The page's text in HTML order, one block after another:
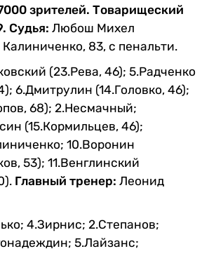
зрителей. Товарищеский
Судья: Любош Михел
Калиниченко, 83, с пенальти.
(23.Рева, 46); 5.Радченко
6.Дмитрулин (14.Головко, 46);
68); 2.Несмачный;
(15.Кормильцев, 46);
10.Воронин
53); 11.Венглинский
Главный тренер: Леонид
4.Зирнис; 2.Степанов;
5.Лайзанс;